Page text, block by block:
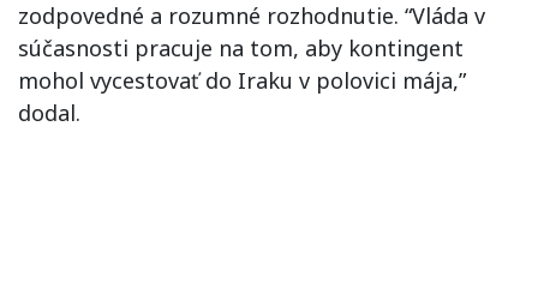
zodpovedné a rozumné rozhodnutie. “Vláda v
súčasnosti pracuje na tom, aby kontingent
mohol vycestovať do Iraku v polovici mája,”
dodal.